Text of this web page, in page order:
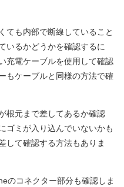
ても内部で断線していること
いるかどうかを確認するに
充電ケーブルを使用して確認
もケーブルと同様の方法で確
根元まで差してあるか確認
ゴミが入り込んでいないかも
して確認する方法もありま
のコネクター部分も確認しま